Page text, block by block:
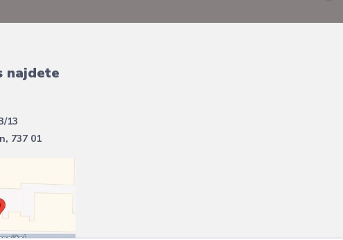
najdete
13
737 01